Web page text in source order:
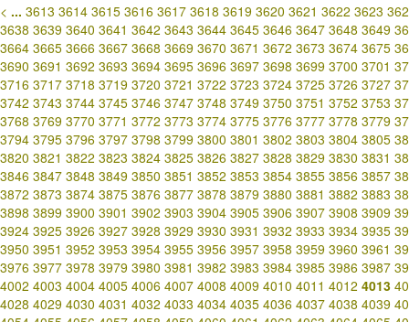
< ... 3613 3614 3615 3616 3617 3618 3619 3620 3621 3622 3623
3638 3639 3640 3641 3642 3643 3644 3645 3646 3647 3648 3649
3664 3665 3666 3667 3668 3669 3670 3671 3672 3673 3674 3675
3690 3691 3692 3693 3694 3695 3696 3697 3698 3699 3700 3701
3716 3717 3718 3719 3720 3721 3722 3723 3724 3725 3726 3727
3742 3743 3744 3745 3746 3747 3748 3749 3750 3751 3752 3753
3768 3769 3770 3771 3772 3773 3774 3775 3776 3777 3778 3779
3794 3795 3796 3797 3798 3799 3800 3801 3802 3803 3804 3805
3820 3821 3822 3823 3824 3825 3826 3827 3828 3829 3830 3831
3846 3847 3848 3849 3850 3851 3852 3853 3854 3855 3856 3857
3872 3873 3874 3875 3876 3877 3878 3879 3880 3881 3882 3883
3898 3899 3900 3901 3902 3903 3904 3905 3906 3907 3908 3909
3924 3925 3926 3927 3928 3929 3930 3931 3932 3933 3934 3935
3950 3951 3952 3953 3954 3955 3956 3957 3958 3959 3960 3961
3976 3977 3978 3979 3980 3981 3982 3983 3984 3985 3986 3987
4002 4003 4004 4005 4006 4007 4008 4009 4010 4011 4012 4013
4028 4029 4030 4031 4032 4033 4034 4035 4036 4037 4038 4039